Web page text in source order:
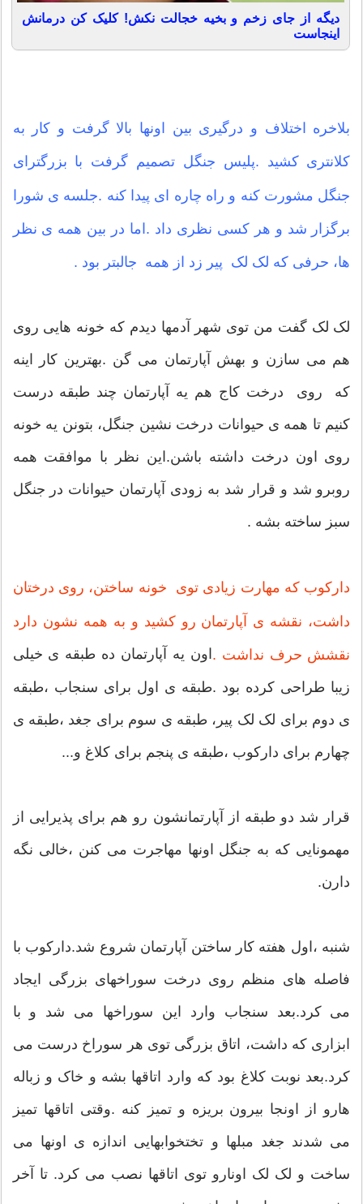
دیگه از جای زخم و بخیه خجالت نکش! کلیک کن درمانش
اینجاست
بلاخره اختلاف و درگیری بین اونها بالا گرفت و کار به
کلانتری کشید .پلیس جنگل تصمیم گرفت با بزرگترای
جنگل مشورت کنه و راه چاره ای پیدا کنه .جلسه ی شورا
برگزار شد و هر کسی نظری داد .اما در بین همه ی نظر
ها، حرفی که لک لک پیر زد از همه جالبتر بود .
لک لک گفت من توی شهر آدمها دیدم که خونه هایی روی
هم می سازن و بهش آپارتمان می گن .بهترین کار اینه
که روی درخت کاج هم یه آپارتمان چند طبقه درست
کنیم تا همه ی حیوانات درخت نشین جنگل، بتونن یه خونه
روی اون درخت داشته باشن.این نظر با موافقت همه
روبرو شد و قرار شد به زودی آپارتمان حیوانات در جنگل
سبز ساخته بشه .
دارکوب که مهارت زیادی توی خونه ساختن، روی درختان
داشت، نقشه ی آپارتمان رو کشید و به همه نشون دارد
نقشش حرف نداشت .اون یه آپارتمان ده طبقه ی خیلی
زیبا طراحی کرده بود .طبقه ی اول برای سنجاب ،طبقه
ی دوم برای لک لک پیر، طبقه ی سوم برای جغد ،طبقه ی
چهارم برای دارکوب ،طبقه ی پنجم برای کلاغ و...
قرار شد دو طبقه از آپارتمانشون رو هم برای پذیرایی از
مهمونایی که به جنگل اونها مهاجرت می کنن ،خالی نگه
دارن.
شنبه ،اول هفته کار ساختن آپارتمان شروع شد.دارکوب با
فاصله های منظم روی درخت سوراخهای بزرگی ایجاد
می کرد.بعد سنجاب وارد این سوراخها می شد و با
ابزاری که داشت، اتاق بزرگی توی هر سوراخ درست می
کرد.بعد نوبت کلاغ بود که وارد اتاقها بشه و خاک و زباله
هارو از اونجا بیرون بریزه و تمیز کنه .وقتی اتاقها تمیز
می شدند جغد مبلها و تختخوابهایی اندازه ی اونها می
ساخت و لک لک اونارو توی اتاقها نصب می کرد. تا آخر